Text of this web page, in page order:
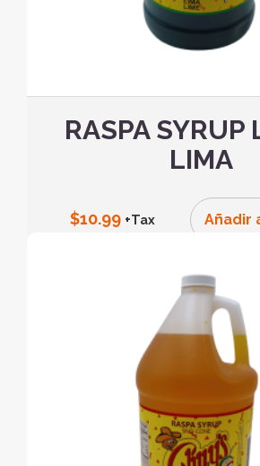
RASPA SYRUP
LIMA
$10.99 +Tax Añadir